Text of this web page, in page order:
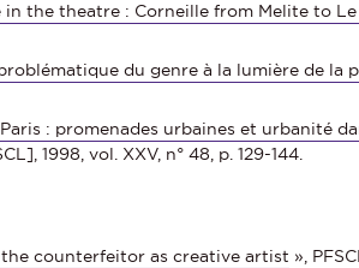
the theatre : Corneille from Melite to Le
du genre à la lumière de la
: promenades urbaines et urbanité
1998, vol. XXV, n° 48, p. 129-144.
the counterfeitor as creative artist »,